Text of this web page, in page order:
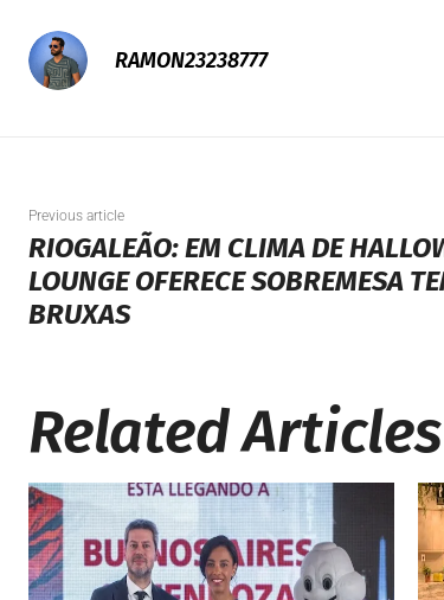
RAMON23238777
Previous article
RIOGALEÃO: EM CLIMA DE
LOUNGE OFERECE SOBREMESA
BRUXAS
Related Articles